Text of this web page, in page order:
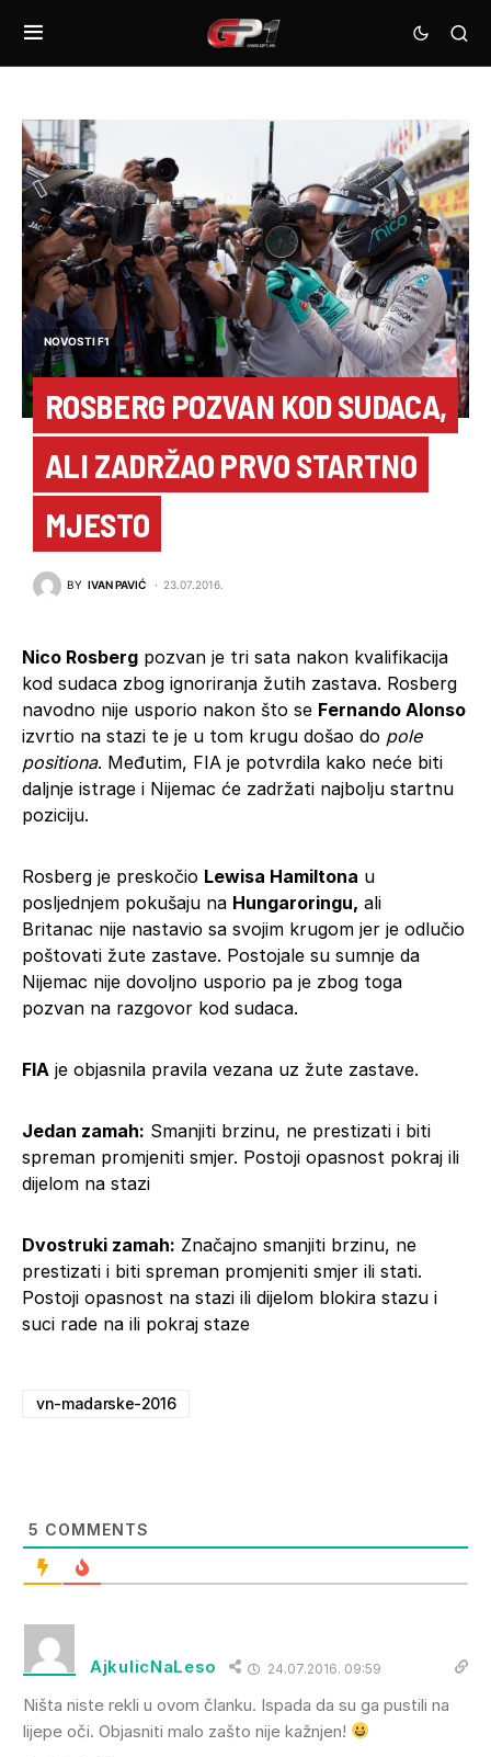
NOVOSTI F1
ROSBERG POZVAN KOD SUDACA,
ALI ZADRŽAO PRVO STARTNO
MJESTO
BY IVAN PAVIĆ 23.07.2016.
Nico Rosberg pozvan je tri sata nakon kvalifikacija
kod sudaca zbog ignoriranja žutih zastava. Rosberg
navodno nije usporio nakon što se Fernando Alonso
izvrtio na stazi te je u tom krugu došao do pole
positiona. Međutim, FIA je potvrdila kako neće biti
daljnje istrage i Nijemac će zadržati najbolju startnu
poziciju.
Rosberg je preskočio Lewisa Hamiltona u
posljednjem pokušaju na Hungaroringu, ali
Britanac nije nastavio sa svojim krugom jer je odlučio
poštovati žute zastave. Postojale su sumnje da
Nijemac nije dovoljno usporio pa je zbog toga
pozvan na razgovor kod sudaca.
FIA je objasnila pravila vezana uz žute zastave.
Jedan zamah: Smanjiti brzinu, ne prestizati i biti
spreman promjeniti smjer. Postoji opasnost pokraj ili
dijelom na stazi
Dvostruki zamah: Značajno smanjiti brzinu, ne
prestizati i biti spreman promjeniti smjer ili stati.
Postoji opasnost na stazi ili dijelom blokira stazu i
suci rade na ili pokraj staze
vn-madarske-2016
5 COMMENTS
AjkulicNaLeso 24.07.2016. 09:59
Ništa niste rekli u ovom članku. Ispada da su ga pustili na
lijepe oči. Objasniti malo zašto nije kažnjen!